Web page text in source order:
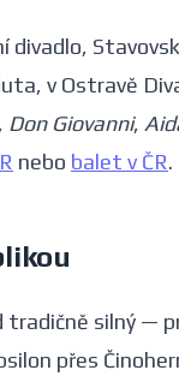
divadlo,
v Ostravě
, Don Giovanni,
nebo balet v ČR.
tradičně silný —
přes